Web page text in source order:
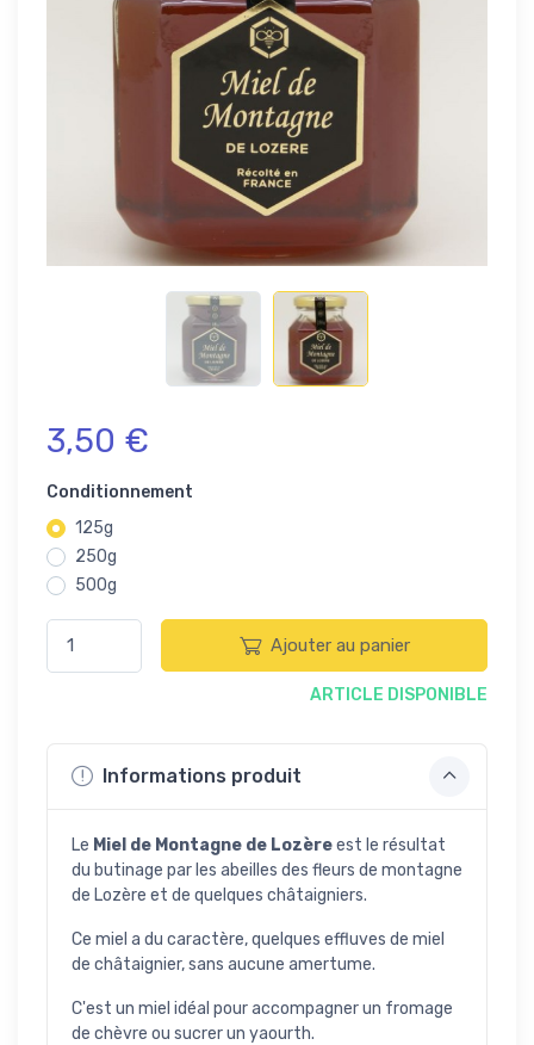
3,50 €
Conditionnement
125g
250g
500g
Ajouter au panier
ARTICLE DISPONIBLE
Informations produit
Le Miel de Montagne de Lozèreest le résultat
du butinage par les abeilles des fleurs de montagne
de Lozère et de quelques châtaigniers.
Ce miel a du caractère, quelques effluves de miel
de châtaignier, sans aucune amertume.
C'est un miel idéal pour accompagner un fromage
de chèvre ou sucrer un yaourth.